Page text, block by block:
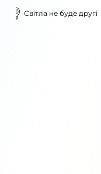
Світла не буде другі